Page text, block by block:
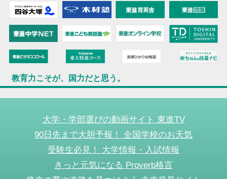
教育力こそが、国力だと思う。
大学・学部選びの動画サイト 東進TV
90日先まで大胆予報！ 全国学校のお天気
受験生必見！ 大学情報・入試情報
きっと元気になる Proverb格言